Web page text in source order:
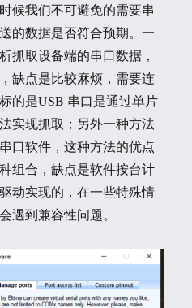
候我们不可避免的需要串
的数据是否符合预期。一
抓取设备端的串口数据，
缺点是比较麻烦，需要连
的是USB 串口是通过单片
实现抓取；另外一种方法
口软件，这种方法的优点
组合，缺点是软件按台计
动实现的，在一些特殊情
遇到兼容性问题。